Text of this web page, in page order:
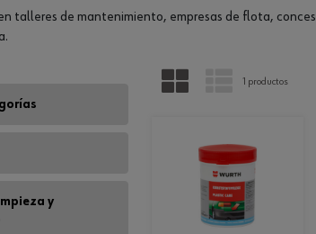
talleres de mantenimiento, empresas de flota,
PARRILLA LISTA
1 productos
y